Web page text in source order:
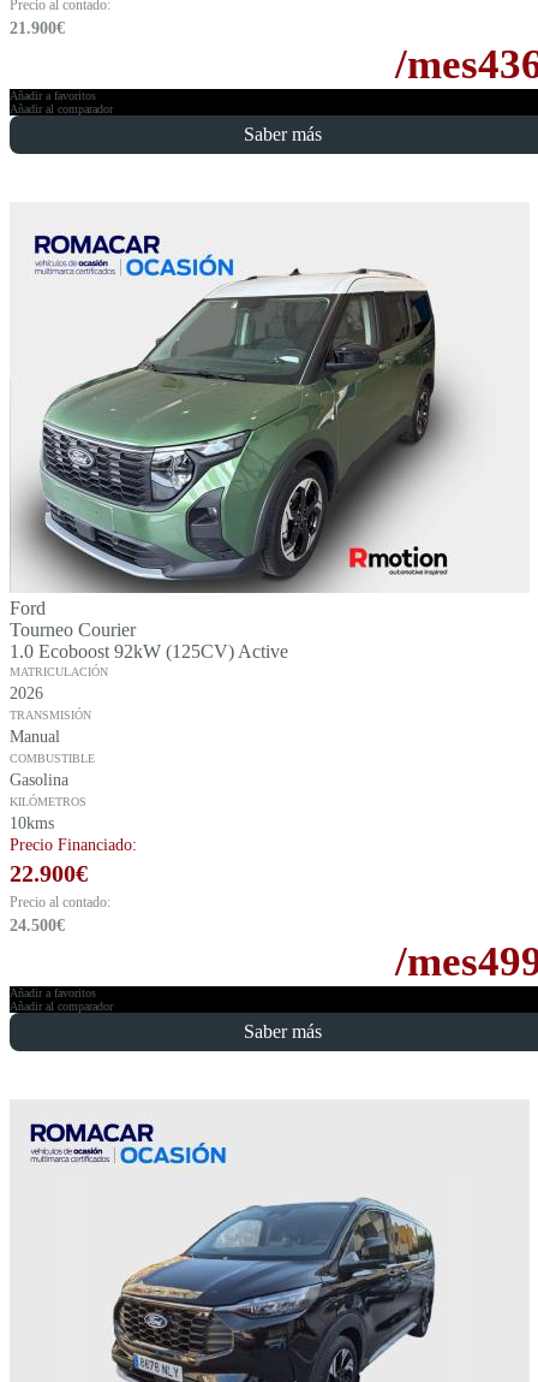
Precio al contado:
21.900€
/mes
Añadir a favoritos
Añadir al comparador
Saber más
Ford
Tourneo Courier
1.0 Ecoboost 92kW (125CV) Active
MATRICULACIÓN
2026
TRANSMISIÓN
Manual
COMBUSTIBLE
Gasolina
KILÓMETROS
10kms
Precio Financiado:
22.900€
Precio al contado:
24.500€
/mes
Añadir a favoritos
Añadir al comparador
Saber más